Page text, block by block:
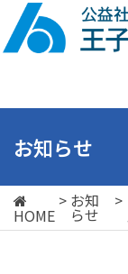
お知らせ
HOME
> お知
らせ
>